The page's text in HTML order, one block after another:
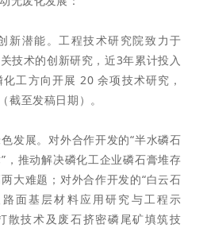
新潜能。工程技术研究院致力于
技术的创新研究，近3年累计投入
工方向开展 20 余项技术研究，
至发稿日期）。
发展。对外合作开发的“半水磷石
，推动解决磷化工企业磷石膏堆存
大难题；对外合作开发的“白云石
面基层材料应用研究与工程示
散技术及废石挤密磷尾矿填筑技